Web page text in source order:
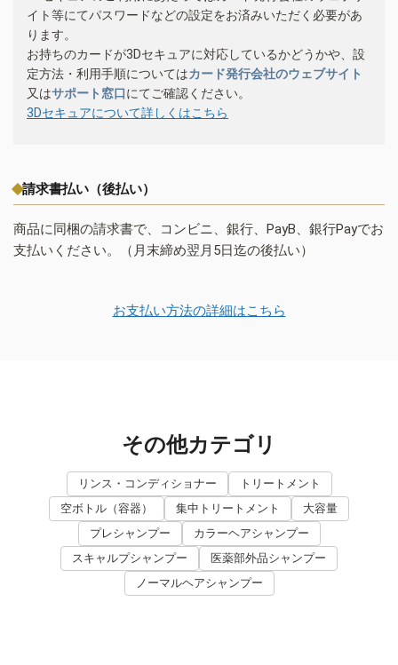
イト等にてパスワードなどの設定をお済みいただく必要があ
ります。
お持ちのカードが3Dセキュアに対応しているかどうかや、設
定方法・利用手順についてはカード発行会社のウェブサイト
又はサポート窓口にてご確認ください。
3Dセキュアについて詳しくはこちら
請求書払い（後払い）
商品に同梱の請求書で、コンビニ、銀行、PayB、銀行Payでお
支払いください。（月末締め翌月5日迄の後払い）
お支払い方法の詳細はこちら
その他カテゴリ
リンス・コンディショナー
トリートメント
空ボトル（容器）
集中トリートメント
大容量
プレシャンプー
カラーヘアシャンプー
スキャルプシャンプー
医薬部外品シャンプー
ノーマルヘアシャンプー